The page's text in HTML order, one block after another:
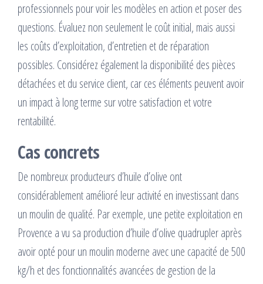
professionnels pour voir les modèles en action et poser des
questions. Évaluez non seulement le coût initial, mais aussi
les coûts d’exploitation, d’entretien et de réparation
possibles. Considérez également la disponibilité des pièces
détachées et du service client, car ces éléments peuvent avoir
un impact à long terme sur votre satisfaction et votre
rentabilité.
Cas concrets
De nombreux producteurs d’huile d’olive ont
considérablement amélioré leur activité en investissant dans
un moulin de qualité. Par exemple, une petite exploitation en
Provence a vu sa production d’huile d’olive quadrupler après
avoir opté pour un moulin moderne avec une capacité de 500
kg/h et des fonctionnalités avancées de gestion de la